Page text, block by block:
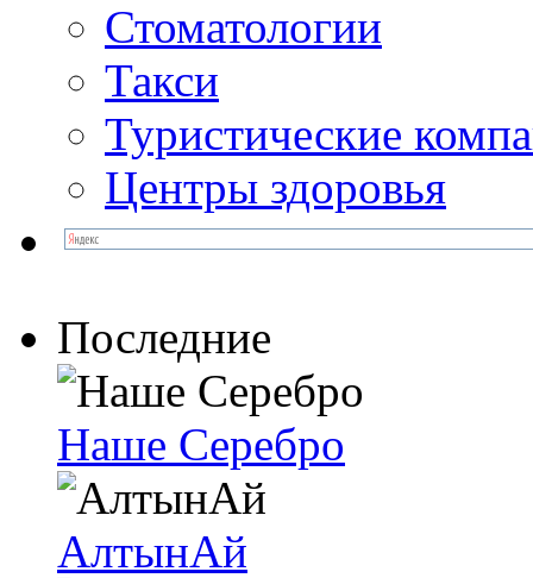
Стоматологии
Такси
Туристические
Центры здоровья
Последние
Наше Серебро
АлтынАй